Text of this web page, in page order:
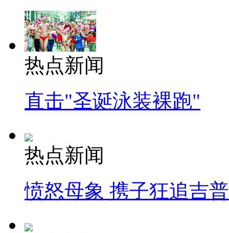
热点新闻
直击"圣诞泳装裸跑"
热点新闻
愤怒母象 携子狂追吉